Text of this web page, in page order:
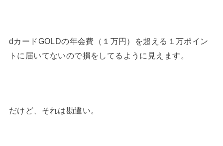
dカードGOLDの年会費（１万円）を超える１万ポイン
トに届いてないので損をしてるように見えます。
だけど、それは勘違い。